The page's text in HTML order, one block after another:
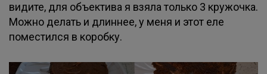
видите, для объектива я взяла только 3 кружочка.
Можно делать и длиннее, у меня и этот еле
поместился в коробку.